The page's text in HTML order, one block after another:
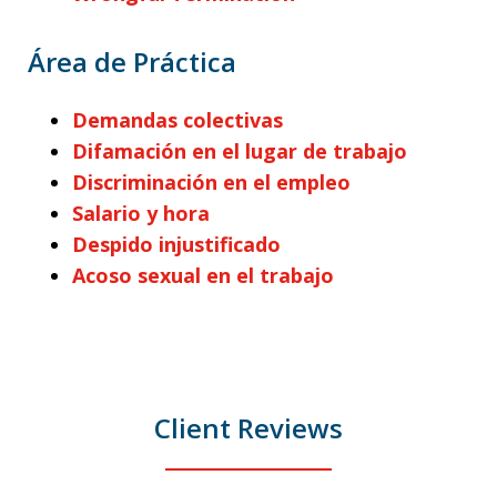
Área de Práctica
Demandas colectivas
Difamación en el lugar de trabajo
Discriminación en el empleo
Salario y hora
Despido injustificado
Acoso sexual en el trabajo
Client Reviews